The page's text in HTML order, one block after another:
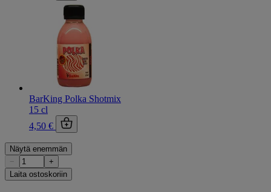
BarKing Polka Shotmix
15 cl
4,50 €
Näytä enemmän
−
+
Laita ostoskoriin